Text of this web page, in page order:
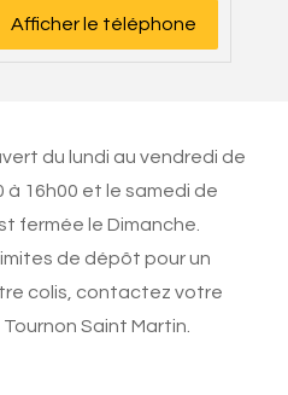
Afficher le téléphone
du lundi au vendredi de
à 16h00 et le samedi de
fermée le Dimanche.
de dépôt pour un
colis, contactez votre
Saint Martin.